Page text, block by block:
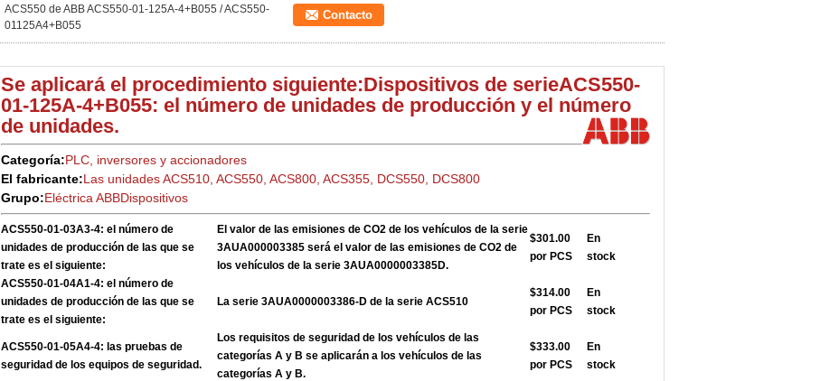
ACS550 de ABB ACS550-01-125A-4+B055 / ACS550-
01125A4+B055
Contacto
Se aplicará el procedimiento siguiente:Dispositivos de serieACS550-
01-125A-4+B055: el número de unidades de producción y el número
de unidades.
Categoría:PLC, inversores y accionadores
El fabricante:Las unidades ACS510, ACS550, ACS800, ACS355, DCS550, DCS800
Grupo:Eléctrica ABBDispositivos
ACS550-01-03A3-4: el número de
unidades de producción de las que se
trate es el siguiente:
El valor de las emisiones de CO2 de los vehículos de la serie
3AUA000003385 será el valor de las emisiones de CO2 de
los vehículos de la serie 3AUA0000003385D.
$301.00
por PCS
En
stock
ACS550-01-04A1-4: el número de
unidades de producción de las que se
trate es el siguiente:
La serie 3AUA0000003386-D de la serie ACS510
$314.00
por PCS
En
stock
ACS550-01-05A4-4: las pruebas de
seguridad de los equipos de seguridad.
Los requisitos de seguridad de los vehículos de las
categorías A y B se aplicarán a los vehículos de las
categorías A y B.
$333.00
por PCS
En
stock